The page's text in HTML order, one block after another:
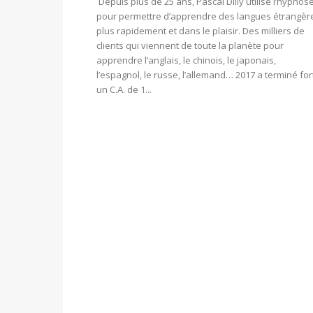
pour permettre d’apprendre des langues
plus rapidement et dans le plaisir. Des milliers de
clients qui viennent de toute la planète pour
apprendre l’anglais, le chinois, le japonais,
l’espagnol, le russe, l’allemand… 2017 a terminé
un C.A. de 1...